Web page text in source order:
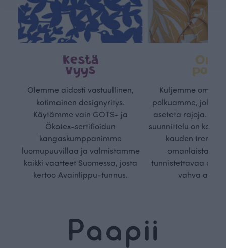
Kestä
vyys
Olemme aidosti vastuullinen,
kotimainen designyritys.
Käytämme vain GOTS- ja
Ökotex-sertifioidun
kangaskumppanimme
luomupuuvillaa ja valmistamme
kaikki vaatteet Suomessa, josta
kertoo Avainlippu-tunnus.
Oma
Kuljemme omaa,
polkuamme, jolla
aseteta rajoja.
suunnittelu on
kauden
omanlaista,
tunnistettavaa
vahva